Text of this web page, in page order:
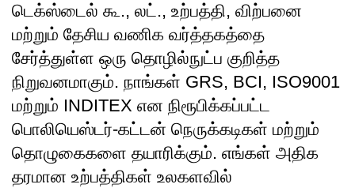
டெக்ஸ்டைல் கூ., லட்., உற்பத்தி, விற்பனை
மற்றும் தேசிய வணிக வர்த்தகத்தை
சேர்த்துள்ள ஒரு தொழில்நுட்ப குறித்த
நிறுவனமாகும். நாங்கள் GRS, BCI, ISO9001
மற்றும் INDITEX என நிரூபிக்கப்பட்ட
பொலியெஸ்டர்-கட்டன் நெருக்கடிகள் மற்றும்
தொழுகைகளை தயாரிக்கும். எங்கள் அதிக
தரமான உற்பத்திகள் உலகளவில்